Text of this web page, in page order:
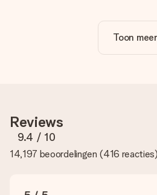
Is personalisatie in de prijs
De prijs die op de website wordt
te gebruiken. Als je niet zeker bent
foto, neem dan contact op met
je foto mee met het cadeau dat je
de kwaliteit dan voor je controleren!
Je kan gebruik maken van JPG en
Toon meer
Reviews
9.4 / 10
14,197 beoordelingen (416 reacties)